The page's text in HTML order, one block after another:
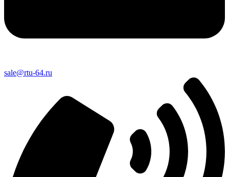
sale@rtu-64.ru